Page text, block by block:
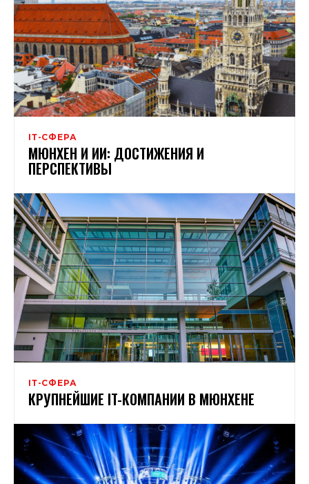
ІТ-СФЕРА
МЮНХЕН И ИИ: ДОСТИЖЕНИЯ И
ПЕРСПЕКТИВЫ
ІТ-СФЕРА
КРУПНЕЙШИЕ IT-КОМПАНИИ В МЮНХЕНЕ